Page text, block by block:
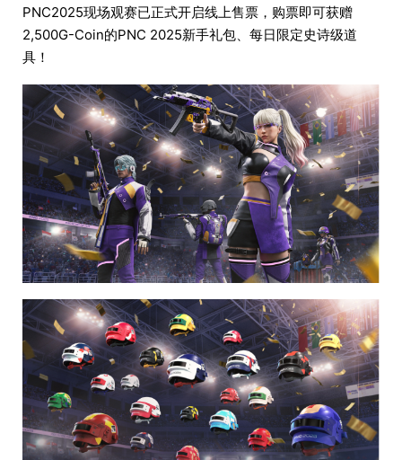
PNC2025现场观赛已正式开启线上售票，购票即可获赠
2,500G-Coin的PNC 2025新手礼包、每日限定史诗级道
具！